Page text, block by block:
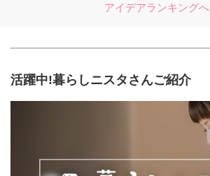
アイデアランキングへ
活躍中!暮らしニスタさんご紹介